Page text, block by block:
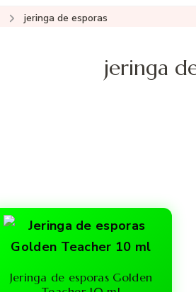
jeringa de esporas
jeringa
Jeringa de esporas Golden